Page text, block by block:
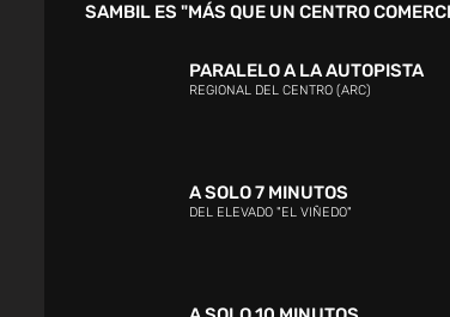
SAMBIL ES "MÁS QUE UN CENTRO
PARALELO A LA AUTOPISTA
REGIONAL DEL CENTRO (ARC)
A SOLO 7 MINUTOS
DEL ELEVADO "EL VIÑEDO"